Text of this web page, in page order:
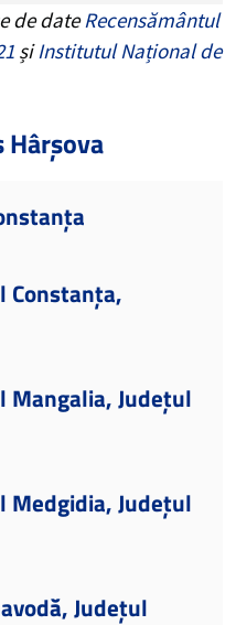
de dateRecensământul
șiInstitutul Național de
Hârșova
Constanța,
Mangalia, Județul
Medgidia, Județul
Județul